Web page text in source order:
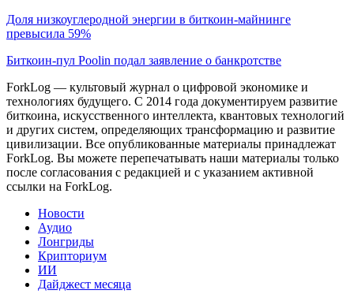
Доля низкоуглеродной энергии в биткоин-майнинге
превысила 59%
Биткоин-пул Poolin подал заявление о банкротстве
ForkLog — культовый журнал о цифровой экономике и
технологиях будущего. С 2014 года документируем развитие
биткоина, искусственного интеллекта, квантовых технологий
и других систем, определяющих трансформацию и развитие
цивилизации. Все опубликованные материалы принадлежат
ForkLog. Вы можете перепечатывать наши материалы только
после согласования с редакцией и с указанием активной
ссылки на ForkLog.
Новости
Аудио
Лонгриды
Крипториум
ИИ
Дайджест месяца